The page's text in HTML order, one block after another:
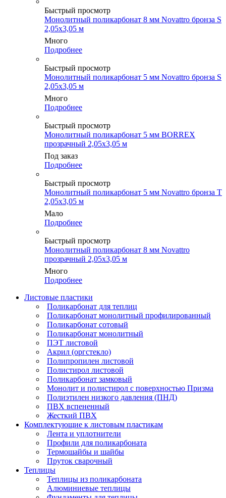
Быстрый просмотр
Монолитный поликарбонат 8 мм Novattro бронза S
2,05х3,05 м
Много
Подробнее
Быстрый просмотр
Монолитный поликарбонат 5 мм Novattro бронза S
2,05х3,05 м
Много
Подробнее
Быстрый просмотр
Монолитный поликарбонат 5 мм BORREX
прозрачный 2,05х3,05 м
Под заказ
Подробнее
Быстрый просмотр
Монолитный поликарбонат 5 мм Novattro бронза Т
2,05х3,05 м
Мало
Подробнее
Быстрый просмотр
Монолитный поликарбонат 8 мм Novattro
прозрачный 2,05х3,05 м
Много
Подробнее
Листовые пластики
Поликарбонат для теплиц
Поликарбонат монолитный профилированный
Поликарбонат сотовый
Поликарбонат монолитный
ПЭТ листовой
Акрил (оргстекло)
Полипропилен листовой
Полистирол листовой
Поликарбонат замковый
Монолит и полистирол с поверхностью Призма
Полиэтилен низкого давления (ПНД)
ПВХ вспененный
Жесткий ПВХ
Комплектующие к листовым пластикам
Лента и уплотнители
Профили для поликарбоната
Термошайбы и шайбы
Пруток сварочный
Теплицы
Теплицы из поликарбоната
Алюминиевые теплицы